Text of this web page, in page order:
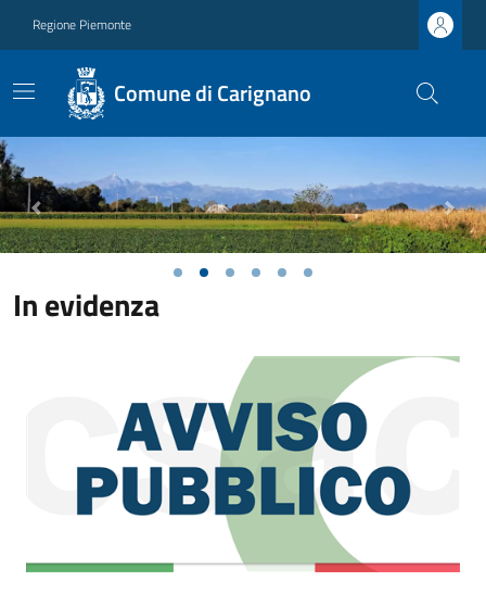
Regione Piemonte
Comune di Carignano
Previous Next
In evidenza